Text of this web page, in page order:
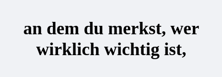
an dem du merkst, wer
wirklich wichtig ist,